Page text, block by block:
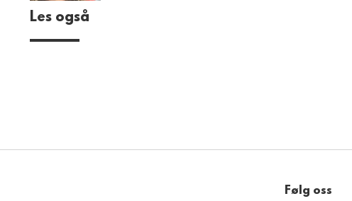
Les også
Følg oss